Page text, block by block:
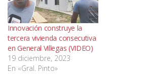
Innovación construye la
tercera vivienda consecutiva
en General Villegas (VIDEO)
19 diciembre, 2023
En «Gral. Pinto»